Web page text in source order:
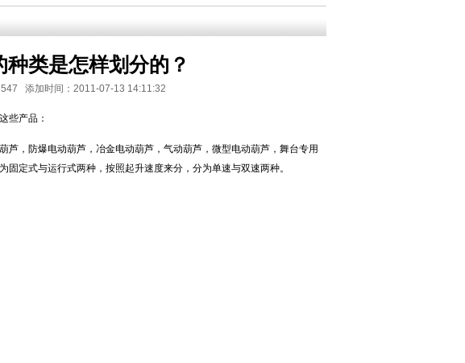
种类是怎样划分的？
添加时间：2011-07-13 14:11:32
些产品：
芦，防爆电动葫芦，冶金电动葫芦，气动葫芦，微型电动葫芦，舞台专用
定式与运行式两种，按照起升速度来分，分为单速与双速两种。